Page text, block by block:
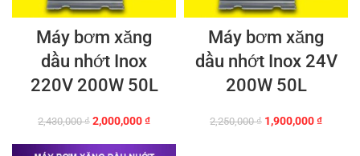
Máy bơm xăng
dầu nhớt Inox
220V 200W 50L
2,430,000₫ Giá
2,000,000₫Giá
Máy bơm xăng
dầu nhớt Inox 24V
200W 50L
2,250,000₫ Giá
1,900,000₫Giá